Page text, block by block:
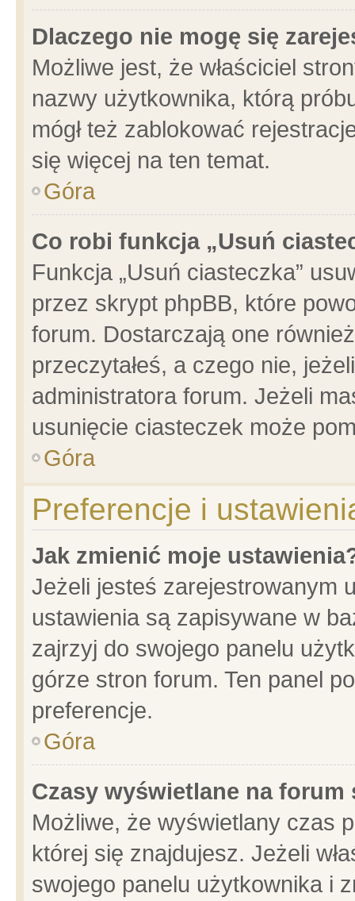
Dlaczego nie mogę się
Możliwe jest, że właściciel
nazwy użytkownika, którą
mógł też zablokować
się więcej na ten temat.
Góra
Co robi funkcja „Usuń
Funkcja „Usuń ciasteczka”
przez skrypt phpBB, które
forum. Dostarczają one
przeczytałeś, a czego nie,
administratora forum. Jeżeli
usunięcie ciasteczek może
Góra
Preferencje i
Jak zmienić moje
Jeżeli jesteś zarejestrowanym
ustawienia są zapisywane w
zajrzyj do swojego panelu
górze stron forum. Ten panel
preferencje.
Góra
Czasy wyświetlane na forum
Możliwe, że wyświetlany czas
której się znajdujesz. Jeżeli
swojego panelu użytkownika i